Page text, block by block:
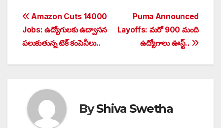
Post
navigation
Puma Announced
Layoffs: మరో 900 మంది
ఉద్యోగాలు ఊస్ట్‌..
Amazon Cuts 14000
Jobs: ఉద్యోగులకు ఉద్వాసన
పలుకుతున్న టెక్ కంపెనీలు..
ByShiva Swetha